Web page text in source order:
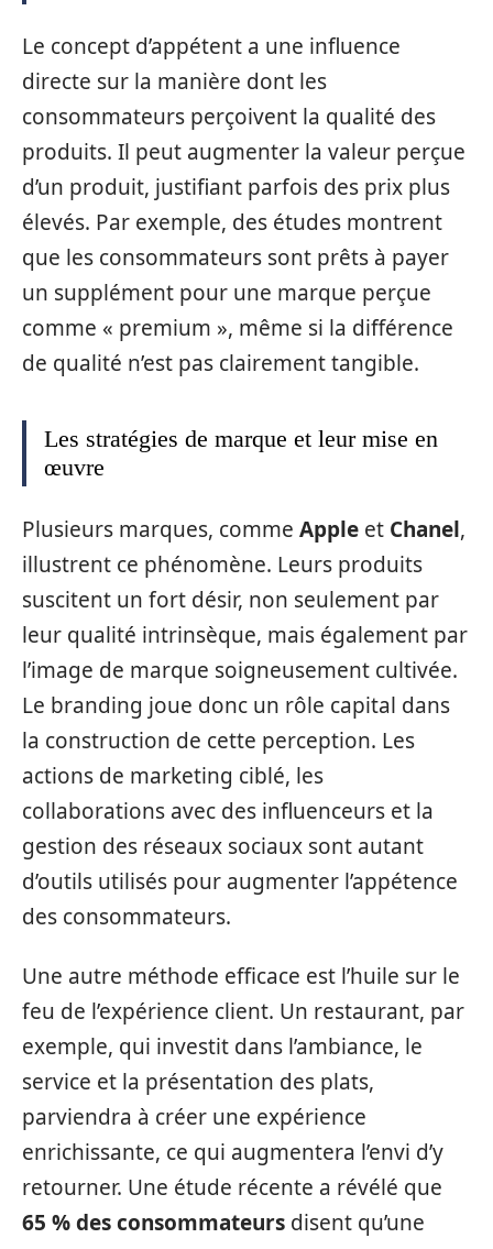
Le concept d’appétent a une influence
directe sur la manière dont les
consommateurs perçoivent la qualité des
produits. Il peut augmenter la valeur perçue
d’un produit, justifiant parfois des prix plus
élevés. Par exemple, des études montrent
que les consommateurs sont prêts à payer
un supplément pour une marque perçue
comme « premium », même si la différence
de qualité n’est pas clairement tangible.
Les stratégies de marque et leur mise en
œuvre
Plusieurs marques, comme Apple et Chanel,
illustrent ce phénomène. Leurs produits
suscitent un fort désir, non seulement par
leur qualité intrinsèque, mais également par
l’image de marque soigneusement cultivée.
Le branding joue donc un rôle capital dans
la construction de cette perception. Les
actions de marketing ciblé, les
collaborations avec des influenceurs et la
gestion des réseaux sociaux sont autant
d’outils utilisés pour augmenter l’appétence
des consommateurs.
Une autre méthode efficace est l’huile sur le
feu de l’expérience client. Un restaurant, par
exemple, qui investit dans l’ambiance, le
service et la présentation des plats,
parviendra à créer une expérience
enrichissante, ce qui augmentera l’envi d’y
retourner. Une étude récente a révélé que
65 % des consommateurs disent qu’une